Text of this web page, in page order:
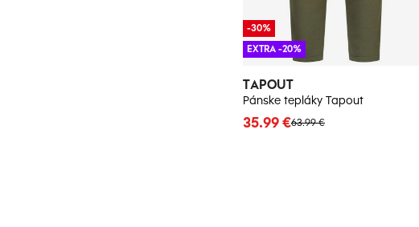
TAPOUT
Pánske tepláky Tapout
63.99 €
35.99 €
-30%
EXTRA -20%